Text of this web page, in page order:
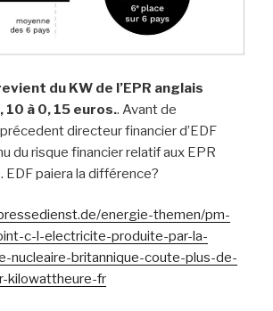
du KW de l’EPR anglais
à 0, 15 euros.. Avant de
directeur financier d’EDF
du risque financier relatif aux EPR
EDF paiera la différence?
energie-themen/pm-
c-l-electricite-produite-par-la-
nucleaire-britannique-coute-plus-de-
kilowattheure-fr